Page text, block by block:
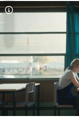
Copyright-